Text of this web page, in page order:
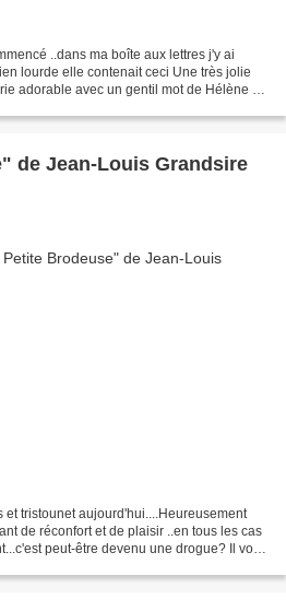
..dans ma boîte aux lettres j'y ai
lourde elle contenait ceci Une très jolie
adorable avec un gentil mot de Hélène et
de Jean-Louis Grandsire
et tristounet aujourd'hui....Heureusement
de réconfort et de plaisir ..en tous les cas
peut-être devenu une drogue? Il vous